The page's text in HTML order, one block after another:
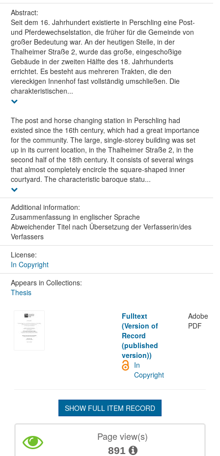
Abstract:
Seit dem 16. Jahrhundert existierte in Perschling eine Post-
und Pferdewechselstation, die früher für die Gemeinde von
großer Bedeutung war. An der heutigen Stelle, in der
Thalheimer Straße 2, wurde das große, eingeschoßige
Gebäude in der zweiten Hälfte des 18. Jahrhunderts
errichtet. Es besteht aus mehreren Trakten, die den
viereckigen Innenhof fast vollständig umschließen. Die
charakteristischen...
The post and horse changing station in Perschling had
existed since the 16th century, which had a great importance
for the community. The large, single-storey building was set
up in its current location, in the Thalheimer Straße 2, in the
second half of the 18th century. It consists of several wings
that almost completely encircle the square-shaped inner
courtyard. The characteristic baroque statu...
Additional information:
Zusammenfassung in englischer Sprache
Abweichender Titel nach Übersetzung der Verfasserin/des
Verfassers
License:
In Copyright
Appears in Collections:
Thesis
Fulltext
(Version of
Record
(published
version))
Adobe
PDF
In
Copyright
SHOW FULL ITEM RECORD
Page view(s)
891